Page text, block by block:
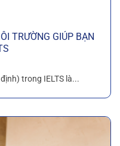
TRƯỜNG GIÚP BẠN
trong IELTS là...